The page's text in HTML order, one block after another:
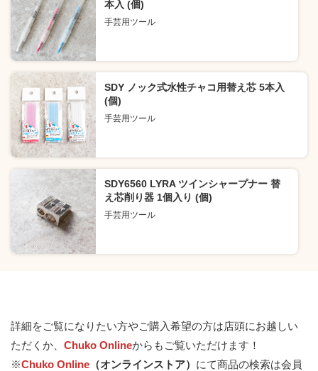
本入 (個)
手芸用ツール
SDY ノック式水性チャコ用替え芯 5本入
(個)
手芸用ツール
SDY6560 LYRA ツインシャープナー 替
え芯削り器 1個入り (個)
手芸用ツール
詳細をご覧になりたい方やご購入希望の方は店頭にお越しい
ただくか、 Chuko Onlineからもご覧いただけます！
※Chuko Online （オンラインストア） にて商品の検索は会員